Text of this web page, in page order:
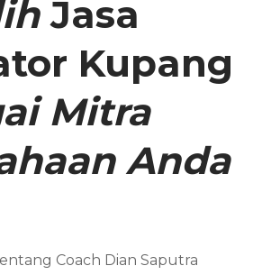
Jasa
Kupang
Mitra
Anda
Coach Dian Saputra